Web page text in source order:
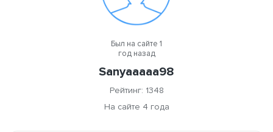
Был на сайте 1
год назад
Sanyaaaaa98
Рейтинг: 1348
На сайте 4 года